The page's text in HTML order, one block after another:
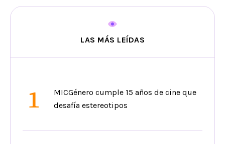
LAS MÁS LEÍDAS
1
MICGénero cumple 15 años de cine que
desafía estereotipos